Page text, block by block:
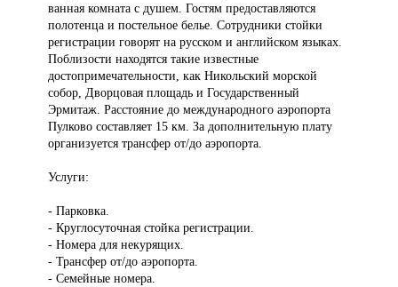
ванная комната с душем. Гостям предоставляются
полотенца и постельное белье. Сотрудники стойки
регистрации говорят на русском и английском языках.
Поблизости находятся такие известные
достопримечательности, как Никольский морской
собор, Дворцовая площадь и Государственный
Эрмитаж. Расстояние до международного аэропорта
Пулково составляет 15 км. За дополнительную плату
организуется трансфер от/до аэропорта.
Услуги:
- Парковка.
- Круглосуточная стойка регистрации.
- Номера для некурящих.
- Трансфер от/до аэропорта.
- Семейные номера.